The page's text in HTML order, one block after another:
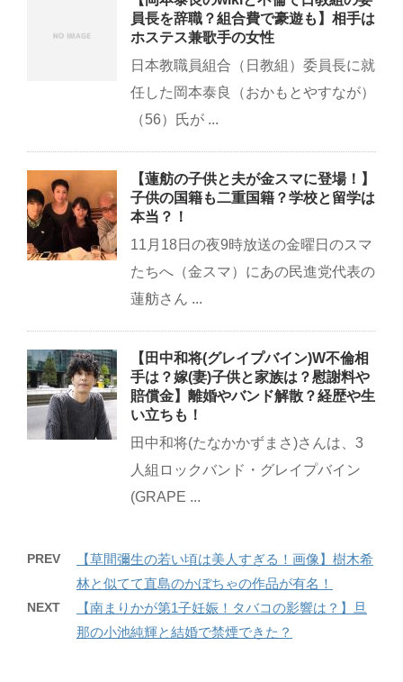
員長を辞職？組合費で豪遊も】相手は
ホステス兼歌手の女性
日本教職員組合（日教組）委員長に就
任した岡本泰良（おかもとやすなが）
（56）氏が ...
【蓮舫の子供と夫が金スマに登場！】
子供の国籍も二重国籍？学校と留学は
本当？！
11月18日の夜9時放送の金曜日のスマ
たちへ（金スマ）にあの民進党代表の
蓮舫さん ...
【田中和将(グレイプバイン)W不倫相
手は？嫁(妻)子供と家族は？慰謝料や
賠償金】離婚やバンド解散？経歴や生
い立ちも！
田中和将(たなかかずまさ)さんは、3
人組ロックバンド・グレイプバイン
(GRAPE ...
PREV
【草間彌生の若い頃は美人すぎる！画像】樹木希
林と似てて直島のかぼちゃの作品が有名！
NEXT
【南まりかが第1子妊娠！タバコの影響は？】旦
那の小池純輝と結婚で禁煙できた？